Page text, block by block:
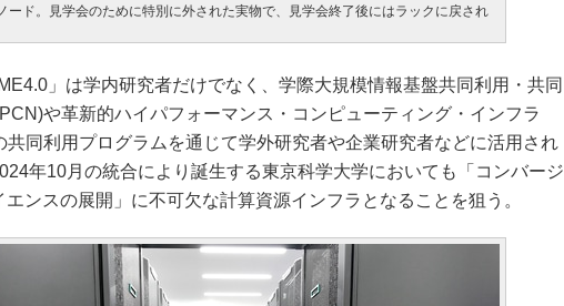
ード。見学会のために特別に外された実物で、見学会終了後にはラックに戻され
」は学内研究者だけでなく、学際大規模情報基盤共同利用・共同
や革新的ハイパフォーマンス・コンピューティング・インフラ
共同利用プログラムを通じて学外研究者や企業研究者などに活用され
年10月の統合により誕生する東京科学大学においても「コンバージ
エンスの展開」に不可欠な計算資源インフラとなることを狙う。